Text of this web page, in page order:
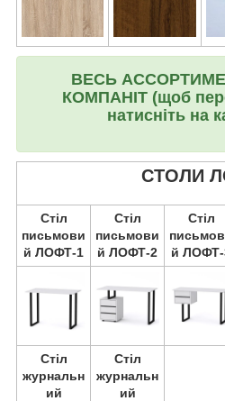
ВЕСЬ
КОМПАНІТ (щоб
натисніть на
СТОЛИ
Стіл
письмови
й ЛОФТ-1
Стіл
письмови
й ЛОФТ-2
Стіл
й
Стіл
журнальн
ий
Стіл
журнальн
ий